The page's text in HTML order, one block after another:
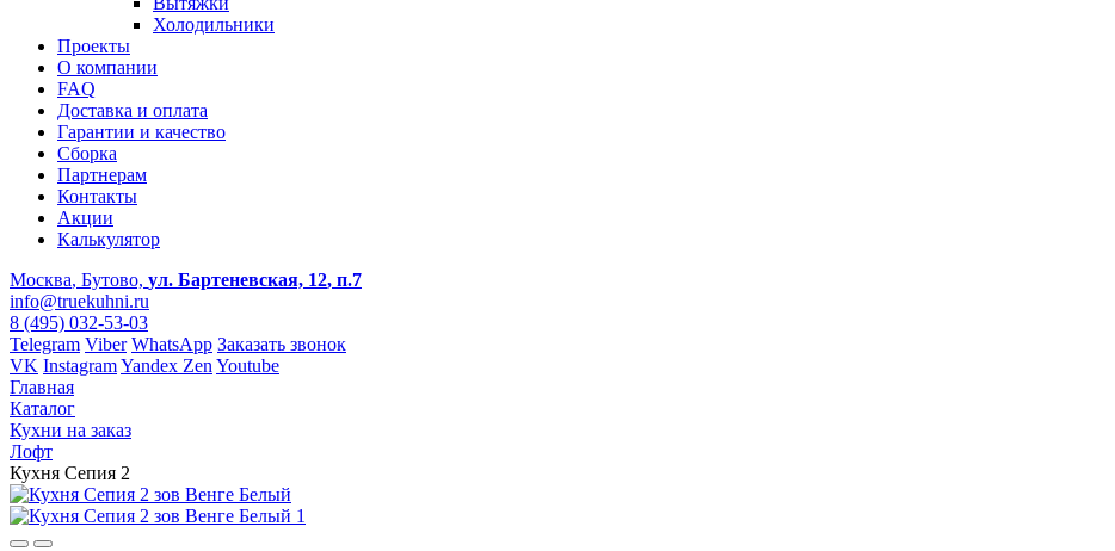
Холодильники
Проекты
О компании
FAQ
Доставка и оплата
Гарантии и качество
Сборка
Партнерам
Контакты
Акции
Калькулятор
Москва, Бутово, ул. Бартеневская, 12, п.7
info@truekuhni.ru
8 (495) 032-53-03
Telegram Viber WhatsApp Заказать звонок
VK InstagramYandex Zen Youtube
Главная
Каталог
Кухни на заказ
Лофт
Кухня Сепия 2